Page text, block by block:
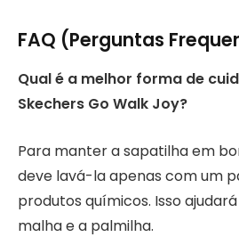
FAQ (Perguntas
Qual é a melhor forma de
Skechers Go Walk Joy?
Para manter a sapatilha em
deve lavá-la apenas com um
produtos químicos. Isso
malha e a palmilha.